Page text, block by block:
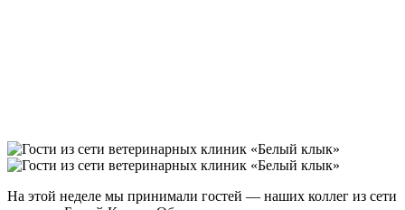
На этой неделе мы принимали гостей — наших коллег из сети